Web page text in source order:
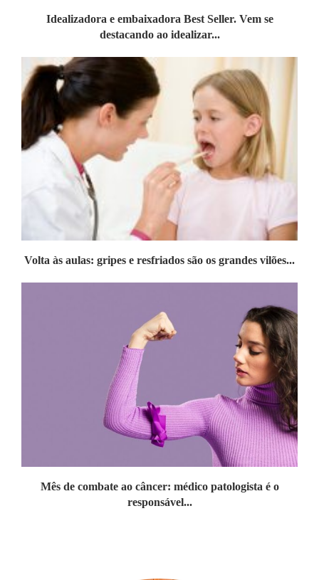
Idealizadora e embaixadora Best Seller. Vem se
destacando ao idealizar...
Volta às aulas: gripes e resfriados são os grandes vilões...
Mês de combate ao câncer: médico patologista é o
responsável...